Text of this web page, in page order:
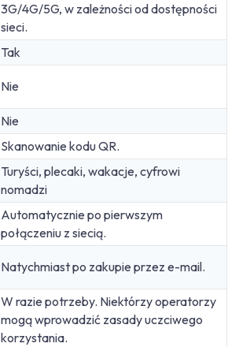
3G/4G/5G, w zależności od dostępności
sieci.
Tak
Nie
Nie
Skanowanie kodu QR.
Turyści, plecaki, wakacje, cyfrowi
nomadzi
Automatycznie po pierwszym
połączeniu z siecią.
Natychmiast po zakupie przez e-mail.
W razie potrzeby. Niektórzy operatorzy
mogą wprowadzić zasady uczciwego
korzystania.